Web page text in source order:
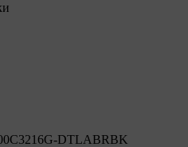
DTLABRBK